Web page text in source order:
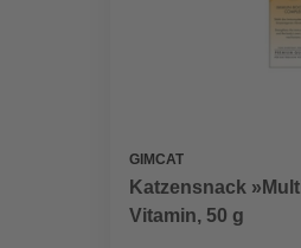
GIMCAT
Katzensnack
Vitamin, 50 g